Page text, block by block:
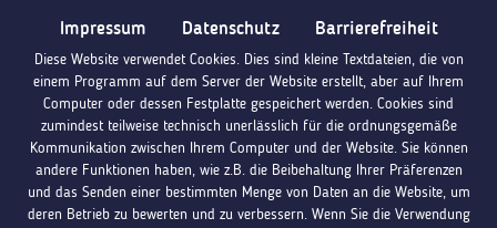
Impressum Datenschutz Barrierefreiheit
Diese Website verwendet Cookies. Dies sind kleine Textdateien, die von
einem Programm auf dem Server der Website erstellt, aber auf Ihrem
Computer oder dessen Festplatte gespeichert werden. Cookies sind
zumindest teilweise technisch unerlässlich für die ordnungsgemäße
Kommunikation zwischen Ihrem Computer und der Website. Sie können
andere Funktionen haben, wie z.B. die Beibehaltung Ihrer Präferenzen
und das Senden einer bestimmten Menge von Daten an die Website, um
deren Betrieb zu bewerten und zu verbessern. Wenn Sie die Verwendung